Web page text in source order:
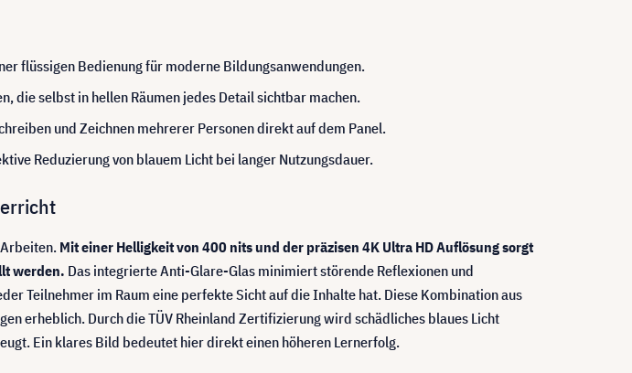
flüssigen Bedienung für moderne Bildungsanwendungen.
die selbst in hellen Räumen jedes Detail sichtbar machen.
und Zeichnen mehrerer Personen direkt auf dem Panel.
Reduzierung von blauem Licht bei langer Nutzungsdauer.
Mit einer Helligkeit von 400 nits und der präzisen 4K Ultra HD Auflösung sorgt
werden. Das integrierte Anti-Glare-Glas minimiert störende Reflexionen und
Teilnehmer im Raum eine perfekte Sicht auf die Inhalte hat. Diese Kombination aus
erheblich. Durch die TÜV Rheinland Zertifizierung wird schädliches blaues Licht
Ein klares Bild bedeutet hier direkt einen höheren Lernerfolg.